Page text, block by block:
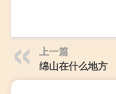
上一篇
绵山在什么地方